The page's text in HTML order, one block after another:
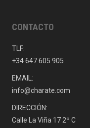
CONTACTO
TLF:
+34 647 605 905
EMAIL:
info@charate.com
DIRECCIÓN:
Calle La Viña 17 2º C